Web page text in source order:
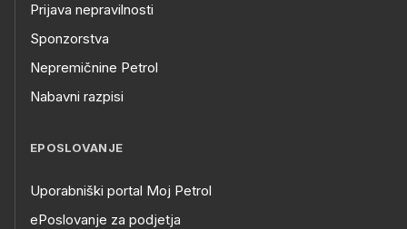
Prijava nepravilnosti
Sponzorstva
Nepremičnine Petrol
Nabavni razpisi
EPOSLOVANJE
Uporabniški portal Moj Petrol
ePoslovanje za podjetja